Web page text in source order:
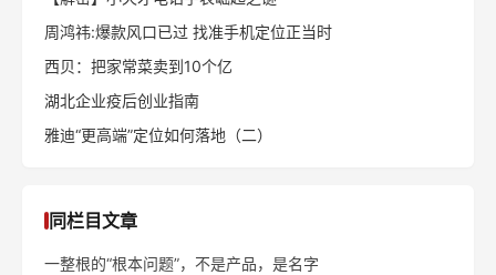
周鸿祎:爆款风口已过 找准手机定位正当时
西贝：把家常菜卖到10个亿
湖北企业疫后创业指南
雅迪“更高端”定位如何落地（二）
同栏目文章
一整根的“根本问题”，不是产品，是名字